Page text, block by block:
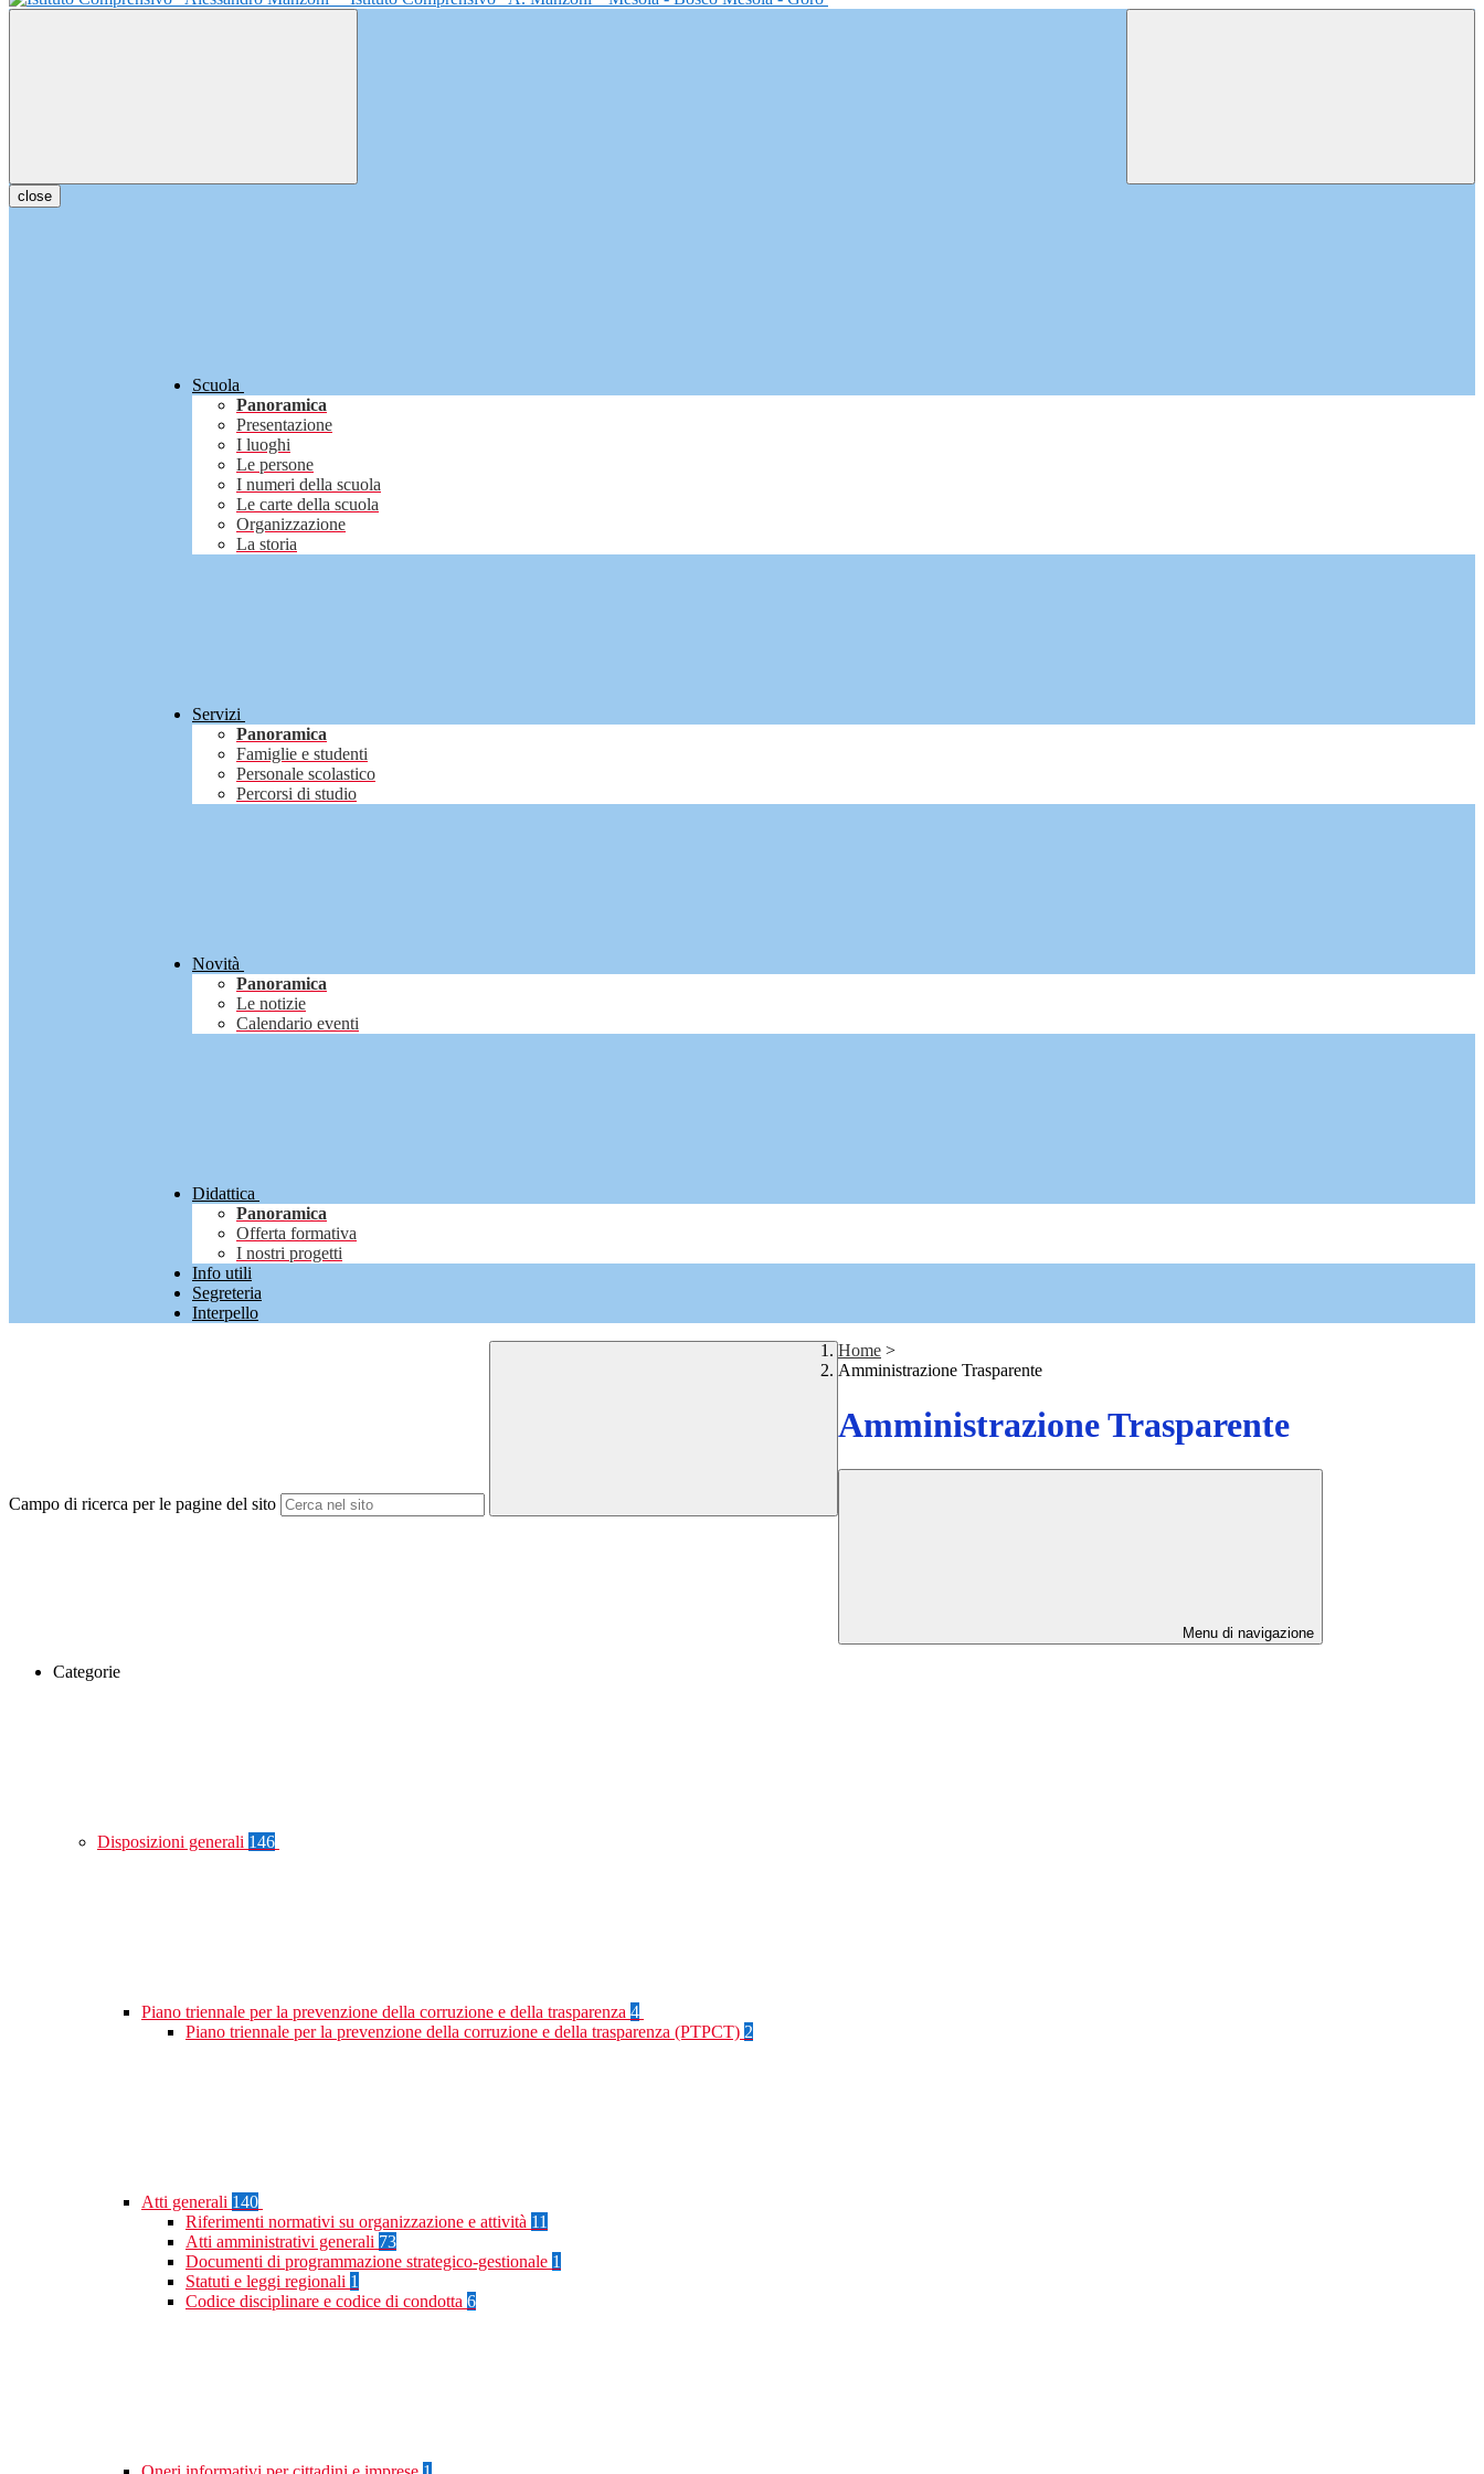
close
Scuola
Panoramica
Presentazione
I luoghi
Le persone
I numeri della scuola
Le carte della scuola
Organizzazione
La storia
Servizi
Panoramica
Famiglie e studenti
Personale scolastico
Percorsi di studio
Novità
Panoramica
Le notizie
Calendario eventi
Didattica
Panoramica
Offerta formativa
I nostri progetti
Info utili
Segreteria
Interpello
Campo di ricerca per le pagine del sito
Home >
Amministrazione Trasparente
Amministrazione Trasparente
Menu di navigazione
Categorie
Disposizioni generali 146
Piano triennale per la prevenzione della corruzione e della trasparenza 4
Piano triennale per la prevenzione della corruzione e della trasparenza (PTPCT) 2
Atti generali 140
Riferimenti normativi su organizzazione e attività 11
Atti amministrativi generali 73
Documenti di programmazione strategico-gestionale 1
Statuti e leggi regionali 1
Codice disciplinare e codice di condotta 6